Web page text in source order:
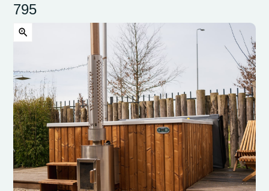
795